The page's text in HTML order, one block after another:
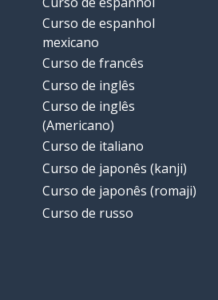
Curso de espanhol
mexicano
Curso de francês
Curso de inglês
Curso de inglês
(Americano)
Curso de italiano
Curso de japonês (kanji)
Curso de japonês (romaji)
Curso de russo